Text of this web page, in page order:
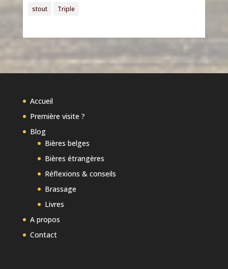
stout
Triple
Accueil
Première visite ?
Blog
Bières belges
Bières étrangères
Réflexions & conseils
Brassage
Livres
A propos
Contact